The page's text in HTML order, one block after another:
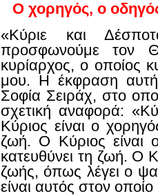
Ο χορηγός, ο
«Κύριε και
προσφωνούμε τον
κυρίαρχος, ο οποίος
μου. Η έκφραση αυτή
Σοφία Σειράχ, στο
σχετική αναφορά:
Κύριος είναι ο
ζωή. Ο Κύριος είναι
κατευθύνει τη ζωή. Ο
ζωής, όπως λέγει ο
είναι αυτός στον